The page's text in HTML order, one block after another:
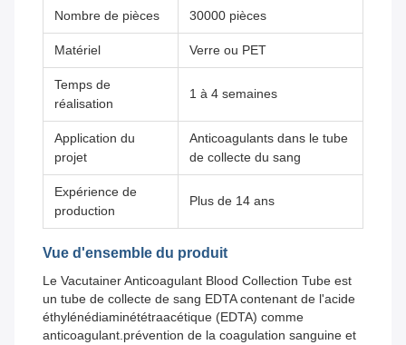
Nombre de pièces 30000 pièces
Matériel Verre ou PET
Temps de
réalisation
1 à 4 semaines
Application du
projet
Anticoagulants dans le tube
de collecte du sang
Expérience de
production
Plus de 14 ans
Vue d'ensemble du produit
Le Vacutainer Anticoagulant Blood Collection Tube est
un tube de collecte de sang EDTA contenant de l'acide
éthylénédiaminététraacétique (EDTA) comme
anticoagulant.prévention de la coagulation sanguine et